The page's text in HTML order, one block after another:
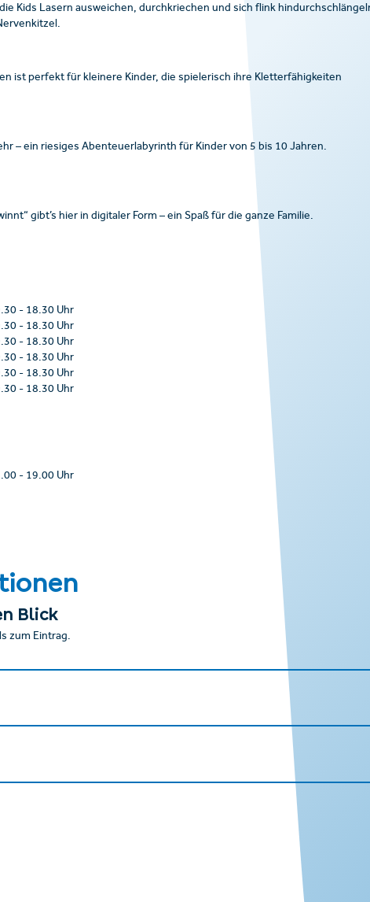
Kids Lasern ausweichen, durchkriechen und sich flink
ist perfekt für kleinere Kinder, die spielerisch ihre Kletterfähigkeiten
– ein riesiges Abenteuerlabyrinth für Kinder von 5 bis 10 Jahren.
gibt’s hier in digitaler Form – ein Spaß für die ganze Familie.
- 18.30 Uhr
- 18.30 Uhr
- 18.30 Uhr
- 18.30 Uhr
- 18.30 Uhr
- 18.30 Uhr
- 19.00 Uhr
Blick
zum Eintrag.